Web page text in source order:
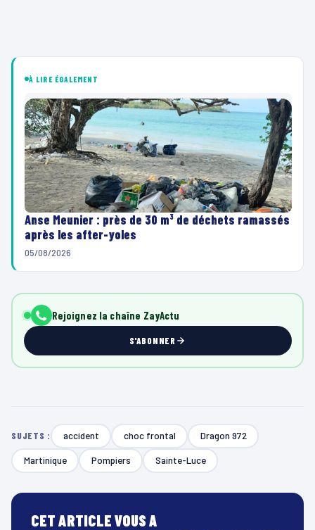
À LIRE ÉGALEMENT
Anse Meunier : près de 30 m³ de déchets ramassés
après les after-yoles
05/08/2026
Rejoignez la chaîne ZayActu
S'ABONNER
SUJETS : accident choc frontal Dragon 972
Martinique Pompiers Sainte-Luce
CET ARTICLE VOUS A